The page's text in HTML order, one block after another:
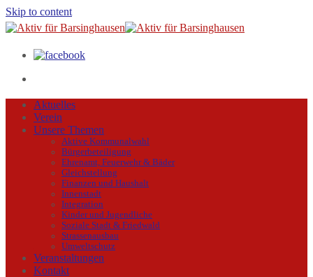
Skip to content
Aktuelles
Verein
Unsere Themen
Aktive Kommunalwahl
Bürgerbeteiligung
Ehrenamt, Feuerwehr & Bäder
Gleichstellung
Finanzen und Haushalt
Innenstadt
Integration
Kinder und Jugendliche
Soziale Stadt & Friedwald
Strassenausbau
Umweltschutz
Veranstaltungen
Kontakt